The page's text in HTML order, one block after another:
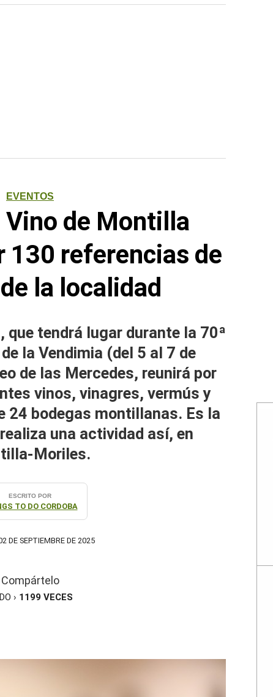
EVENTOS
Vino de Montilla
130 referencias de
la localidad
tendrá lugar durante la 70ª
la Vendimia (del 5 al 7 de
de las Mercedes, reunirá por
vinos, vinagres, vermús y
24 bodegas montillanas. Es la
una actividad así, en
Moriles.
ESCRITO POR
TO DO CORDOBA
DE SEPTIEMBRE DE 2025
Compártelo
› 1199 VECES